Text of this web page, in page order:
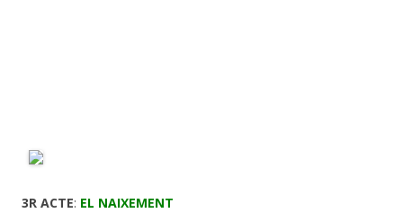
3R ACTE: EL NAIXEMENT